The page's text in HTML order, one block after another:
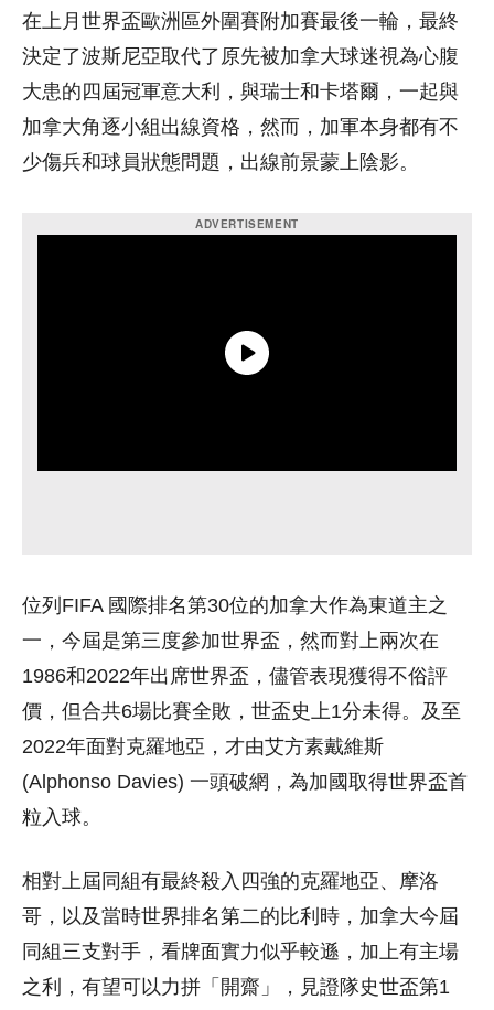
在上月世界盃歐洲區外圍賽附加賽最後一輪，最終
決定了波斯尼亞取代了原先被加拿大球迷視為心腹
大患的四屆冠軍意大利，與瑞士和卡塔爾，一起與
加拿大角逐小組出線資格，然而，加軍本身都有不
少傷兵和球員狀態問題，出線前景蒙上陰影。
位列FIFA 國際排名第30位的加拿大作為東道主之
一，今屆是第三度參加世界盃，然而對上兩次在
1986和2022年出席世界盃，儘管表現獲得不俗評
價，但合共6場比賽全敗，世盃史上1分未得。及至
2022年面對克羅地亞，才由艾方素戴維斯
(Alphonso Davies) 一頭破網，為加國取得世界盃首
粒入球。
相對上屆同組有最終殺入四強的克羅地亞、摩洛
哥，以及當時世界排名第二的比利時，加拿大今屆
同組三支對手，看牌面實力似乎較遜，加上有主場
之利，有望可以力拼「開齋」，見證隊史世盃第1